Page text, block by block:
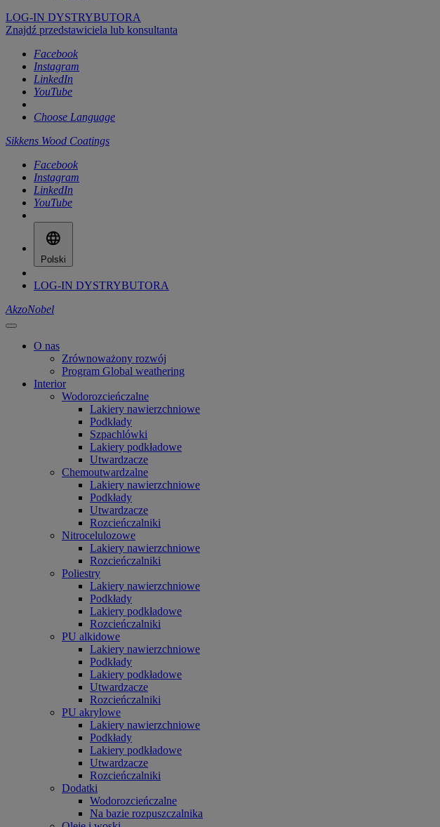
LOG-IN DYSTRYBUTORA
Znajdź przedstawiciela lub konsultanta
Facebook
Instagram
LinkedIn
YouTube
Choose Language
Sikkens Wood Coatings
Facebook
Instagram
LinkedIn
YouTube
Polski
LOG-IN DYSTRYBUTORA
AkzoNobel
O nas
Zrównoważony rozwój
Program Global weathering
Interior
Wodorozcieńczalne
Lakiery nawierzchniowe
Podkłady
Szpachlówki
Lakiery podkładowe
Utwardzacze
Chemoutwardzalne
Lakiery nawierzchniowe
Podkłady
Utwardzacze
Rozcieńczalniki
Nitrocelulozowe
Lakiery nawierzchniowe
Rozcieńczalniki
Poliestry
Lakiery nawierzchniowe
Podkłady
Lakiery podkładowe
Rozcieńczalniki
PU alkidowe
Lakiery nawierzchniowe
Podkłady
Lakiery podkładowe
Utwardzacze
Rozcieńczalniki
PU akrylowe
Lakiery nawierzchniowe
Podkłady
Lakiery podkładowe
Utwardzacze
Rozcieńczalniki
Dodatki
Wodorozcieńczalne
Na bazie rozpuszczalnika